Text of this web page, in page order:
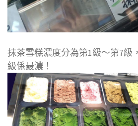
抹茶雪糕濃度分為第1級～第7級
級係最濃！